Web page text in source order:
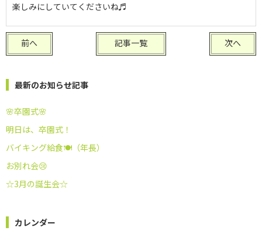
楽しみにしていてくださいね♬
前へ 次へ
記事一覧
最新のお知らせ記事
🌸卒園式🌸
明日は、卒園式！
バイキング給食🍽️（年長）
お別れ会😢
☆3月の誕生会☆
カレンダー